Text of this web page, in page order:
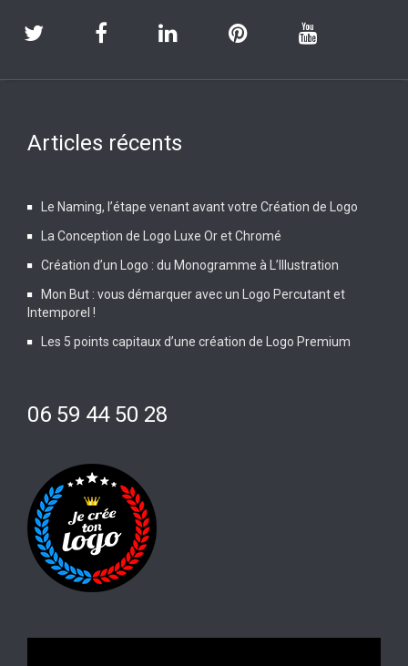
Articles récents
Le Naming, l’étape venant avant votre Création de Logo
La Conception de Logo Luxe Or et Chromé
Création d’un Logo : du Monogramme à L’Illustration
Mon But : vous démarquer avec un Logo Percutant et
Intemporel !
Les 5 points capitaux d’une création de Logo Premium
06 59 44 50 28